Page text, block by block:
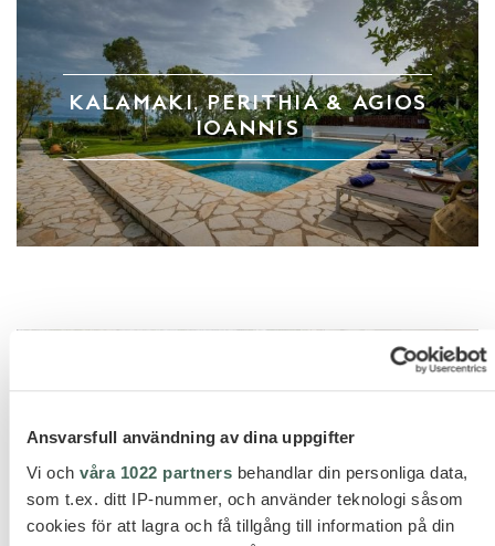
Ansvarsfull användning av dina uppgifter
Vi och våra 1022 partnersbehandlar din personliga data,
som t.ex. ditt IP-nummer, och använder teknologi såsom
cookies för att lagra och få tillgång till information på din
KALAMAKI, PERITHIA & AGIOS
IOANNIS